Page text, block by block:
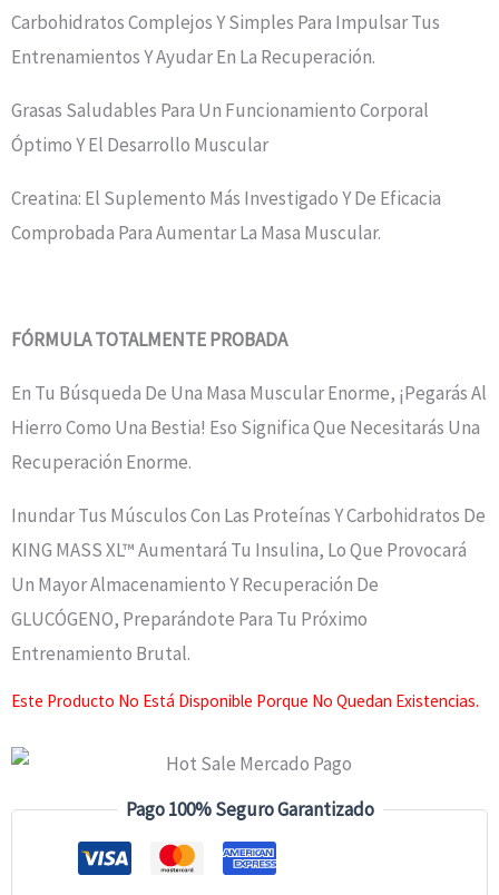
Carbohidratos Complejos Y Simples Para Impulsar Tus
Entrenamientos Y Ayudar En La Recuperación.
Grasas Saludables Para Un Funcionamiento Corporal
Óptimo Y El Desarrollo Muscular
Creatina: El Suplemento Más Investigado Y De Eficacia
Comprobada Para Aumentar La Masa Muscular.
FÓRMULA TOTALMENTE PROBADA
En Tu Búsqueda De Una Masa Muscular Enorme, ¡pegarás Al
Hierro Como Una Bestia! Eso Significa Que Necesitarás Una
Recuperación Enorme.
Inundar Tus Músculos Con Las Proteínas Y Carbohidratos De
KING MASS XL™ Aumentará Tu Insulina, Lo Que Provocará
Un Mayor Almacenamiento Y Recuperación De
GLUCÓGENO, Preparándote Para Tu Próximo
Entrenamiento Brutal.
Este Producto No Está Disponible Porque No Quedan Existencias.
Pago 100% Seguro Garantizado